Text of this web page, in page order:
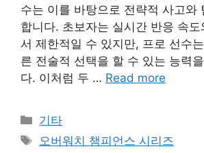
수는 이를 바탕으로 전략적 사고와
합니다. 초보자는 실시간 반응 속도
서 제한적일 수 있지만, 프로 선수
른 전술적 선택을 할 수 있는 능력
다. 이처럼 두 … Read more
Categories
기타
Tags
오버워치 챔피언스 시리즈